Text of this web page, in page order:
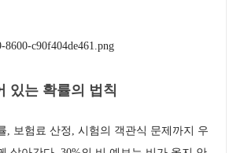
있는 확률의 법칙
, 보험료 산정, 시험의 객관식 문제까지 우